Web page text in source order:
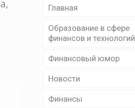
Главная
Образование в сфере
финансов и технологий
Финансовый юмор
Новости
Финансы